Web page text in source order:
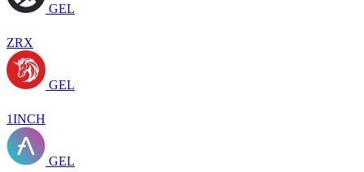
GEL
ZRX
GEL
1INCH
GEL